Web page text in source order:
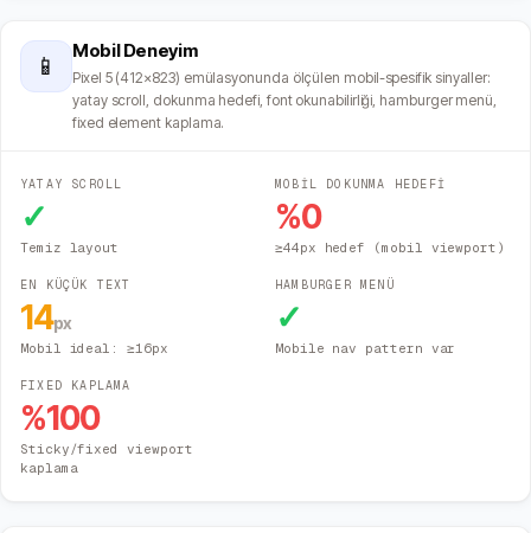
📱
Mobil Deneyim
Pixel 5 (412×823) emülasyonunda ölçülen mobil-spesifik sinyaller:
yatay scroll, dokunma hedefi, font okunabilirliği, hamburger menü,
fixed element kaplama.
YATAY SCROLL
✓
Temiz layout
MOBİL DOKUNMA HEDEFİ
%0
≥44px hedef (mobil viewport)
EN KÜÇÜK TEXT
14px
Mobil ideal: ≥16px
HAMBURGER MENÜ
✓
Mobile nav pattern var
FIXED KAPLAMA
%100
Sticky/fixed viewport
kaplama